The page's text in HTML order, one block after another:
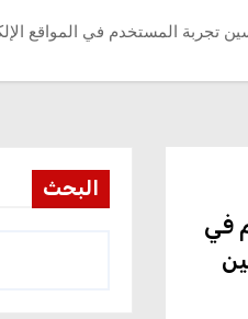
تجربة المستخدم في المواقع
في
البحث